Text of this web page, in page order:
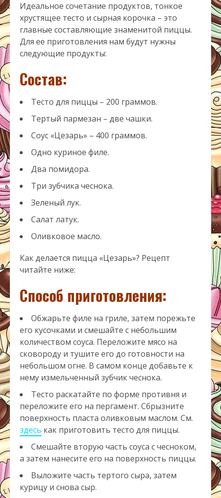
Идеальное сочетание продуктов, тонкое
хрустящее тесто и сырная корочка – это
главные составляющие знаменитой пиццы.
Для ее приготовления нам будут нужны
следующие продукты:
Состав:
Тесто для пиццы – 200 граммов.
Тертый пармезан – две чашки.
Соус «Цезарь» – 400 граммов.
Одно куриное филе.
Два помидора.
Три зубчика чеснока.
Зеленый лук.
Салат латук.
Оливковое масло.
Как делается пицца «Цезарь»? Рецепт
читайте ниже:
Способ приготовления:
Обжарьте филе на гриле, затем порежьте
его кусочками и смешайте с небольшим
количеством соуса. Переложите мясо на
сковороду и тушите его до готовности на
небольшом огне. В самом конце добавьте к
нему измельченный зубчик чеснока.
Тесто раскатайте по форме противня и
переложите его на пергамент. Сбрызните
поверхность пласта оливковым маслом. См.
здесь как приготовить тесто для пиццы.
Смешайте вторую часть соуса с чесноком,
а затем нанесите его на поверхность пиццы.
Выложите часть тертого сыра, затем
курицу и снова сыр.